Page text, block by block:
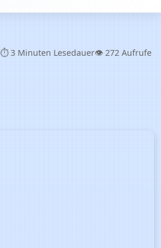
⏱️ 3 Minuten Lesedauer👁️ 272 Aufrufe